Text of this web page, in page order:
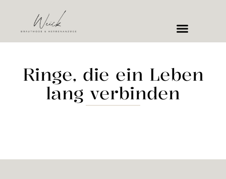
Ringe, die ein Leben
lang verbinden